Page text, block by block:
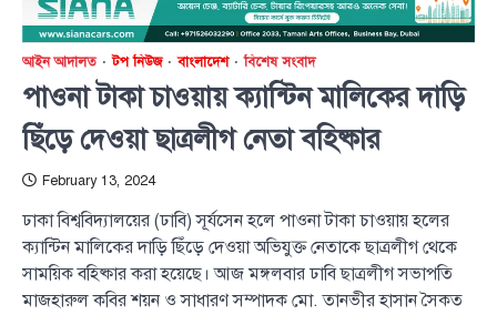
আইন আদালত টপ নিউজ বাংলাদেশ বিশেষ সংবাদ
পাওনা টাকা চাওয়ায় ক্যান্টিন মালিকের দাড়ি
ছিঁড়ে দেওয়া ছাত্রলীগ নেতা বহিষ্কার
February 13, 2024
ঢাকা বিশ্ববিদ্যালয়ের (ঢাবি) সূর্যসেন হলে পাওনা টাকা চাওয়ায় হলের
ক্যান্টিন মালিকের দাড়ি ছিঁড়ে দেওয়া অভিযুক্ত নেতাকে ছাত্রলীগ থেকে
সাময়িক বহিষ্কার করা হয়েছে। আজ মঙ্গলবার ঢাবি ছাত্রলীগ সভাপতি
মাজহারুল কবির শয়ন ও সাধারণ সম্পাদক মো. তানভীর হাসান সৈকত